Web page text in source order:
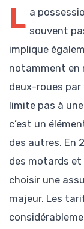
L a
souvent
implique
notamment en
deux-roues
limite pas à
c’est un
des autres. En
des motards
choisir une
majeur. Les